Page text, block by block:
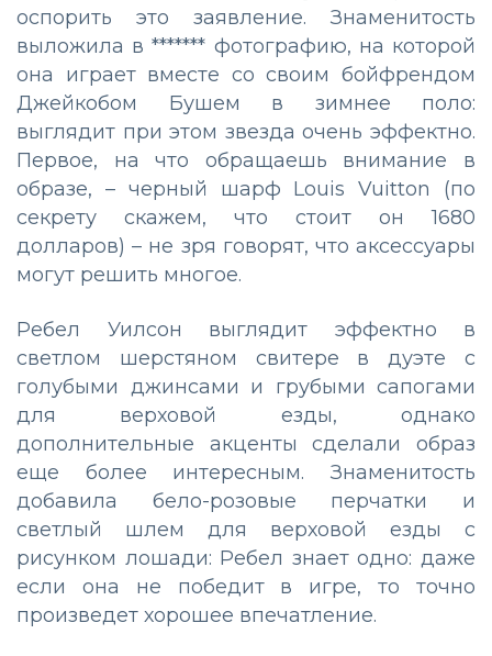
оспорить это заявление. Знаменитость
выложила в ******* фотографию, на которой
она играет вместе со своим бойфрендом
Джейкобом Бушем в зимнее поло:
выглядит при этом звезда очень эффектно.
Первое, на что обращаешь внимание в
образе, – черный шарф Louis Vuitton (по
секрету скажем, что стоит он 1680
долларов) – не зря говорят, что аксессуары
могут решить многое.
Ребел Уилсон выглядит эффектно в
светлом шерстяном свитере в дуэте с
голубыми джинсами и грубыми сапогами
для верховой езды, однако
дополнительные акценты сделали образ
еще более интересным. Знаменитость
добавила бело-розовые перчатки и
светлый шлем для верховой езды с
рисунком лошади: Ребел знает одно: даже
если она не победит в игре, то точно
произведет хорошее впечатление.